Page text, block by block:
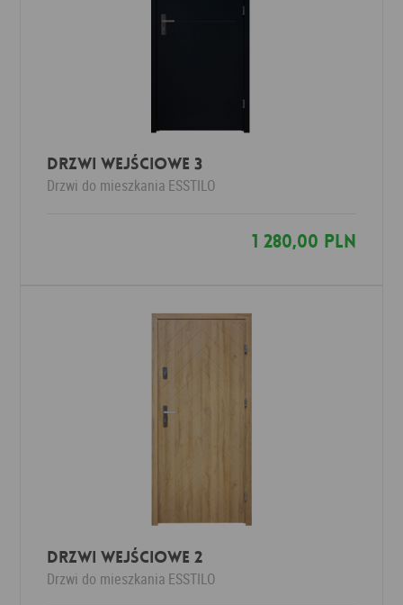
Drzwi wejściowe 3
Drzwi do mieszkania ESSTILO
1 280,00 PLN
Drzwi wejściowe 2
Drzwi do mieszkania ESSTILO